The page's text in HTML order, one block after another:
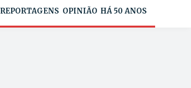
REPORTAGENS OPINIÃO HÁ 50 ANOS